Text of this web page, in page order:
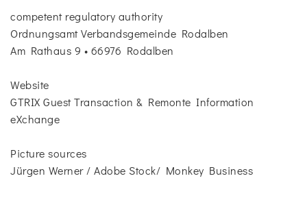
competent regulatory authority
Ordnungsamt Verbandsgemeinde Rodalben
Am Rathaus 9 • 66976 Rodalben
Website
GTRIX Guest Transaction & Remonte Information
eXchange
Picture sources
Jürgen Werner / Adobe Stock/ Monkey Business